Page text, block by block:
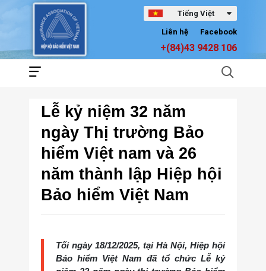
Tiếng Việt
Facebook
Liên hệ
+(84)43 9428 106
Lễ kỷ niệm 32 năm
ngày Thị trường Bảo
hiểm Việt nam và 26
năm thành lập Hiệp hội
Bảo hiểm Việt Nam
Tối ngày 18/12/2025, tại Hà Nội, Hiệp hội
Bảo hiểm Việt Nam đã tổ chức Lễ kỷ